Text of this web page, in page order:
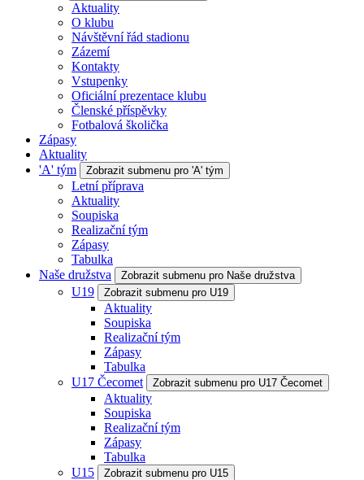
Aktuality
O klubu
Návštěvní řád stadionu
Zázemí
Kontakty
Vstupenky
Oficiální prezentace klubu
Členské příspěvky
Fotbalová školička
Zápasy
Aktuality
'A' tým
Zobrazit submenu pro 'A' tým
Letní příprava
Aktuality
Soupiska
Realizační tým
Zápasy
Tabulka
Naše družstva
Zobrazit submenu pro Naše družstva
U19 Zobrazit submenu pro U19
Aktuality
Soupiska
Realizační tým
Zápasy
Tabulka
U17 Čecomet
Zobrazit submenu pro U17 Čecomet
Aktuality
Soupiska
Realizační tým
Zápasy
Tabulka
U15
Zobrazit submenu pro U15